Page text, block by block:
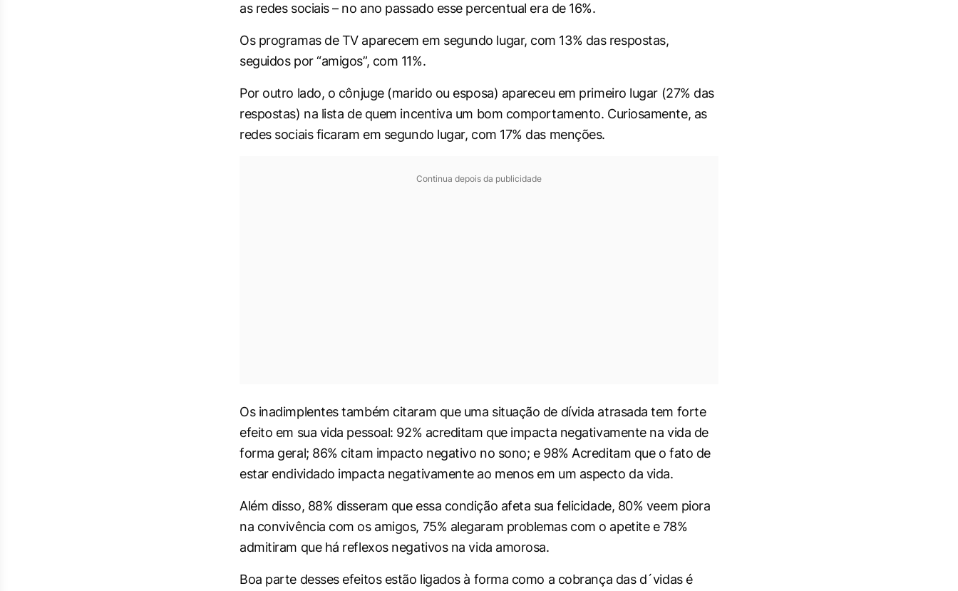
as redes sociais – no ano passado esse percentual era de 16%.
Os programas de TV aparecem em segundo lugar, com 13% das respostas,
seguidos por “amigos”, com 11%.
Por outro lado, o cônjuge (marido ou esposa) apareceu em primeiro lugar (27% das
respostas) na lista de quem incentiva um bom comportamento. Curiosamente, as
redes sociais ficaram em segundo lugar, com 17% das menções.
Continua depois da publicidade
Os inadimplentes também citaram que uma situação de dívida atrasada tem forte
efeito em sua vida pessoal: 92% acreditam que impacta negativamente na vida de
forma geral; 86% citam impacto negativo no sono; e 98% Acreditam que o fato de
estar endividado impacta negativamente ao menos em um aspecto da vida.
Além disso, 88% disseram que essa condição afeta sua felicidade, 80% veem piora
na convivência com os amigos, 75% alegaram problemas com o apetite e 78%
admitiram que há reflexos negativos na vida amorosa.
Boa parte desses efeitos estão ligados à forma como a cobrança das d´vidas é